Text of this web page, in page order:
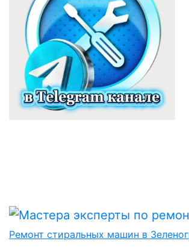
Ремонт стиральных машин в